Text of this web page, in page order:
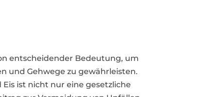
entscheidender Bedeutung, um
und Gehwege zu gewährleisten.
ist nicht nur eine gesetzliche